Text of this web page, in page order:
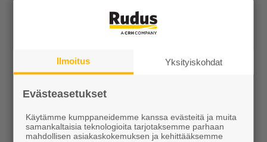
Kartanonoppa 138x138x80 punamusta
Ilmoitus Yksityiskohdat
Evästeasetukset
Käytämme kumppaneidemme kanssa evästeitä ja muita
samankaltaisia teknologioita tarjotaksemme parhaan
mahdollisen asiakaskokemuksen ja kehittääksemme